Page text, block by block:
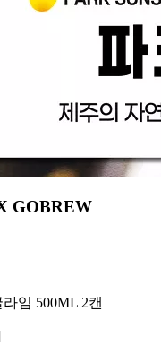
GOBREW
임 500ML 2캔